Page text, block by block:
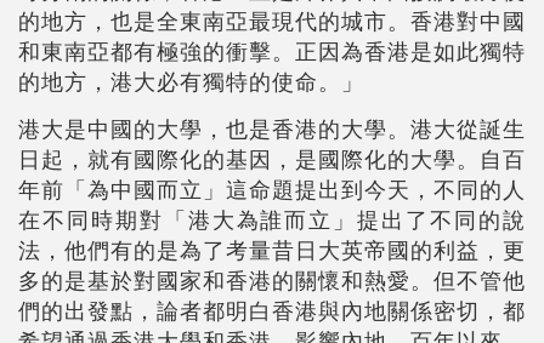
的地方，也是全東南亞最現代的城市。香港對中國
和東南亞都有極強的衝擊。正因為香港是如此獨特
的地方，港大必有獨特的使命。」
港大是中國的大學，也是香港的大學。港大從誕生
日起，就有國際化的基因，是國際化的大學。自百
年前「為中國而立」這命題提出到今天，不同的人
在不同時期對「港大為誰而立」提出了不同的說
法，他們有的是為了考量昔日大英帝國的利益，更
多的是基於對國家和香港的關懷和熱愛。但不管他
們的出發點，論者都明白香港與內地關係密切，都